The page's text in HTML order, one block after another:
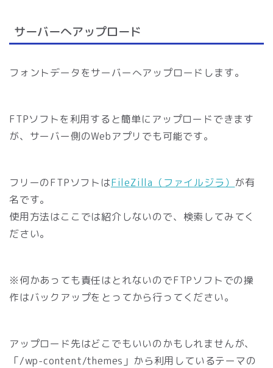
サーバーへアップロード
フォントデータをサーバーへアップロードします。
FTPソフトを利用すると簡単にアップロードできます
が、サーバー側のWebアプリでも可能です。
フリーのFTPソフトはFileZilla（ファイルジラ） が有
名です。
使用方法はここでは紹介しないので、検索してみてく
ださい。
※何かあっても責任はとれないのでFTPソフトでの操
作はバックアップをとってから行ってください。
アップロード先はどこでもいいのかもしれませんが、
「/wp-content/themes」から利用しているテーマの